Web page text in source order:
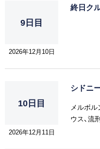
9日目
2026年12月10日
終日ク
10日目
2026年12月11日
シドニ
メルボ
ウス、流